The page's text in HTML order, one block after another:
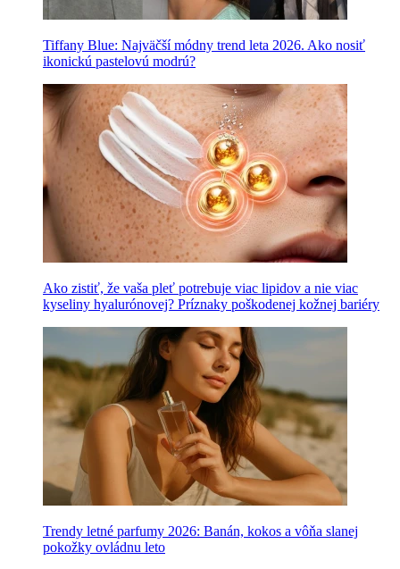
Tiffany Blue: Najväčší módny trend leta 2026. Ako nosiť
ikonickú pastelovú modrú?
Ako zistiť, že vaša pleť potrebuje viac lipidov a nie viac
kyseliny hyalurónovej? Príznaky poškodenej kožnej bariéry
Trendy letné parfumy 2026: Banán, kokos a vôňa slanej
pokožky ovládnu leto